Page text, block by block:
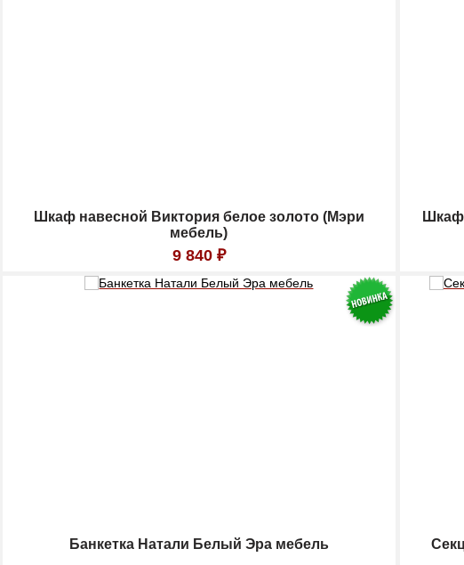
Шкаф навесной Виктория белое золото (Мэри
мебель)
9 840 ₽
Шкаф
Банкетка Натали Белый Эра мебель